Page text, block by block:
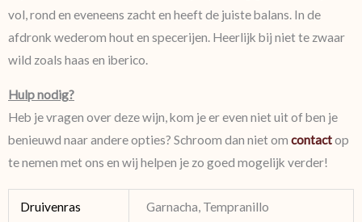
vol, rond en eveneens zacht en heeft de juiste balans. In de
afdronk wederom hout en specerijen. Heerlijk bij niet te zwaar
wild zoals haas en iberico.
Hulp nodig?
Heb je vragen over deze wijn, kom je er even niet uit of ben je
benieuwd naar andere opties? Schroom dan niet om contactop
te nemen met ons en wij helpen je zo goed mogelijk verder!
Druivenras Garnacha, Tempranillo